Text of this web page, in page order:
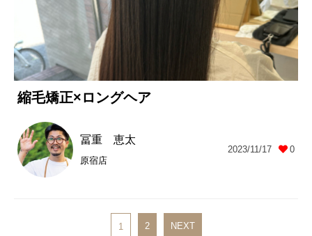
縮毛矯正×ロングヘア
冨重 恵太
原宿店
2023/11/17 0
1 2 NEXT